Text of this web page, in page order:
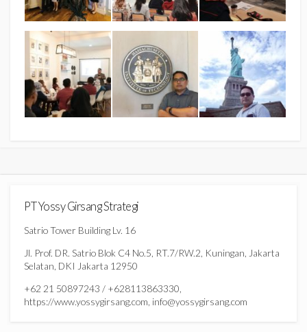
PT Yossy Girsang Strategi
Satrio Tower Building Lv. 16
Jl. Prof. DR. Satrio Blok C4 No.5, RT.7/RW.2, Kuningan, Jakarta
Selatan, DKI Jakarta 12950
+62 21 50897243 / +628113863330,
https://www.yossygirsang.com, info@yossygirsang.com